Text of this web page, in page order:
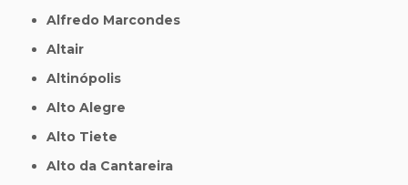
Alfredo Marcondes
Altair
Altinópolis
Alto Alegre
Alto Tiete
Alto da Cantareira